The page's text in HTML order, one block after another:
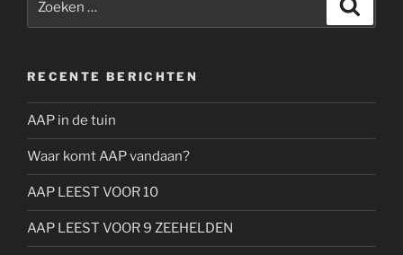
naar:
RECENTE BERICHTEN
AAP in de tuin
Waar komt AAP vandaan?
AAP LEEST VOOR 10
AAP LEEST VOOR 9 ZEEHELDEN